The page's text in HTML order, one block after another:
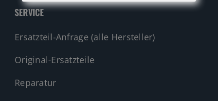
SERVICE
Ersatzteil-Anfrage (alle Hersteller)
Original-Ersatzteile
Reparatur